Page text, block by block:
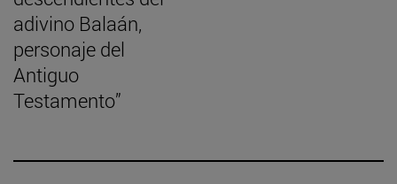
adivino Balaán,
personaje del
Antiguo
Testamento”